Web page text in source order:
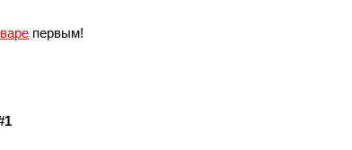
первым!